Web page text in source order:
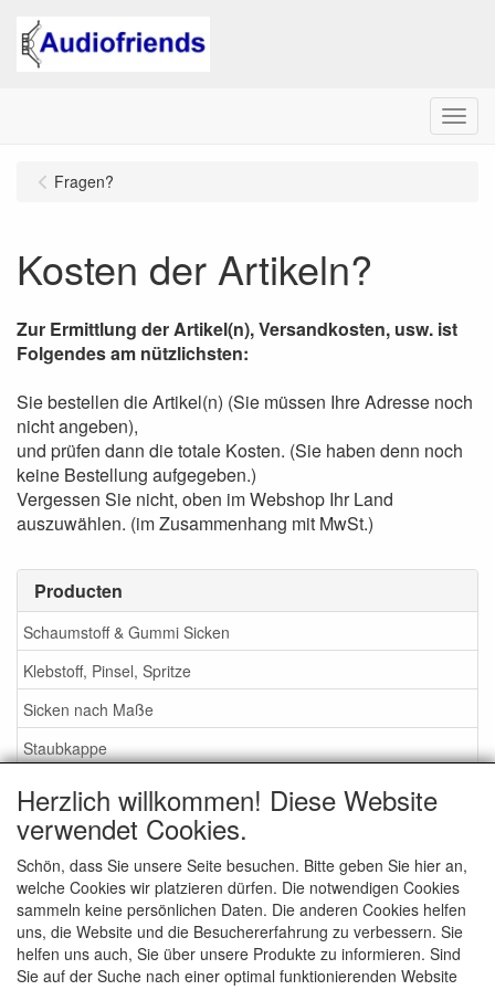
Menu
Producten
Schaumstoff & Gummi Sicken
Klebstoff, Pinsel, Spritze
Sicken nach Maße
Staubkappe
Service
Schaumstoff oder Gummi Sicken?
Wichtig bei Bestellung
Nachrichten
Fragen?
Kosten der Artikeln?
Zur Ermittlung der Artikel(n), Versandkosten, usw. ist
Folgendes am nützlichsten:
Sie bestellen die Artikel(n) (Sie müssen Ihre Adresse noch
nicht angeben),
und prüfen dann die totale Kosten. (Sie haben denn noch
keine Bestellung aufgegeben.)
Vergessen Sie nicht, oben im Webshop Ihr ​​Land
auszuwählen. (im Zusammenhang mit MwSt.)
Herzlich willkommen! Diese Website
verwendet Cookies.
Schön, dass Sie unsere Seite besuchen. Bitte geben Sie hier an,
welche Cookies wir platzieren dürfen. Die notwendigen Cookies
sammeln keine persönlichen Daten. Die anderen Cookies helfen
uns, die Website und die Besuchererfahrung zu verbessern. Sie
helfen uns auch, Sie über unsere Produkte zu informieren. Sind
Sie auf der Suche nach einer optimal funktionierenden Website